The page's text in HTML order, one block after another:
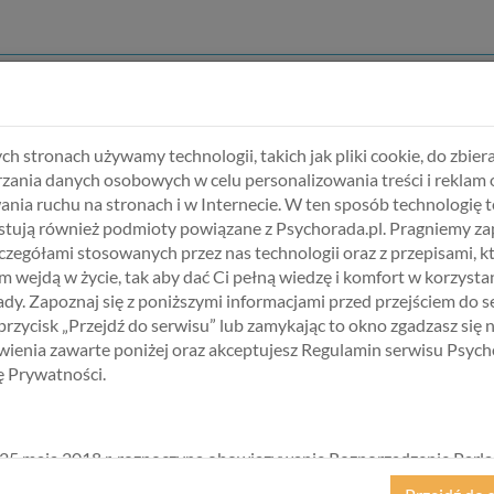
>
Porada e-mail >
Terapia dla par >
Terapia rodzin >
Coaching
Doradztwo
USŁUGĘ, SPECJALISTĘ I
stronach używamy technologii, takich jak pliki cookie, do
danych osobowych w celu personalizowania treści i reklam
ruchu na stronach i w Internecie. W ten sposób technologię
również podmioty powiązane z Psychorada.pl. Pragniemy
stosowanych przez nas technologii oraz z przepisami,
wejdą w życie, tak aby dać Ci pełną wiedzę i komfort w
Zapoznaj się z poniższymi informacjami przed przejściem do
„Przejdź do serwisu” lub zamykając to okno zgadzasz się
zawarte poniżej oraz akceptujesz Regulamin serwisu
Prywatności.
maja 2018 r. rozpoczyna obowiązywanie Rozporządzenie
i Rady (UE) 2016/679 z dnia 27 kwietnia 2016 r. w sprawie